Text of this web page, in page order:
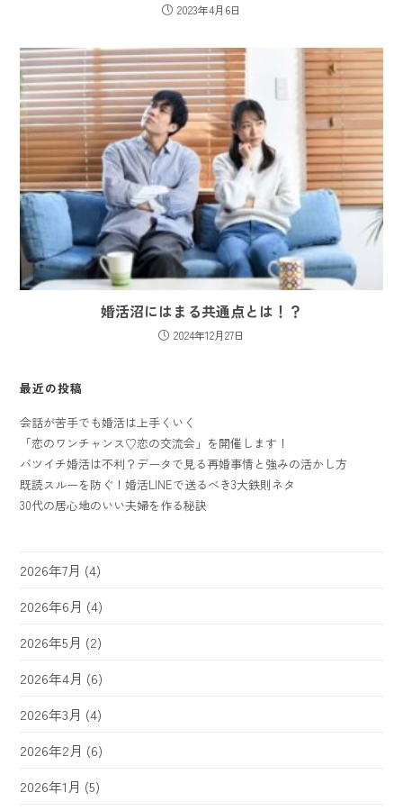
2023年4月6日
婚活沼にはまる共通点とは！？
2024年12月27日
最近の投稿
会話が苦手でも婚活は上手くいく
「恋のワンチャンス♡恋の交流会」を開催します！
バツイチ婚活は不利？データで見る再婚事情と強みの活かし方
既読スルーを防ぐ！婚活LINEで送るべき3大鉄則ネタ
30代の居心地のいい夫婦を作る秘訣
2026年7月 (4)
2026年6月 (4)
2026年5月 (2)
2026年4月 (6)
2026年3月 (4)
2026年2月 (6)
2026年1月 (5)